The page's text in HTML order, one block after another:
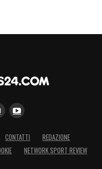
CONTATTI
REDAZIONE
NETWORK SPORT REVIEW